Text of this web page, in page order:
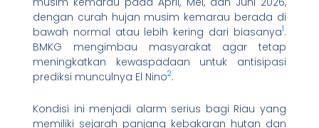
dengan curah hujan musim kemarau berada di
bawah normal atau lebih kering dari biasanya1.
BMKG mengimbau masyarakat agar tetap
meningkatkan kewaspadaan untuk antisipasi
prediksi munculnya El Nino2.
Kondisi ini menjadi alarm serius bagi Riau yang
memiliki sejarah panjang kebakaran hutan dan